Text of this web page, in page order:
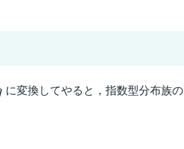
に変換してやると，指数型分布族の